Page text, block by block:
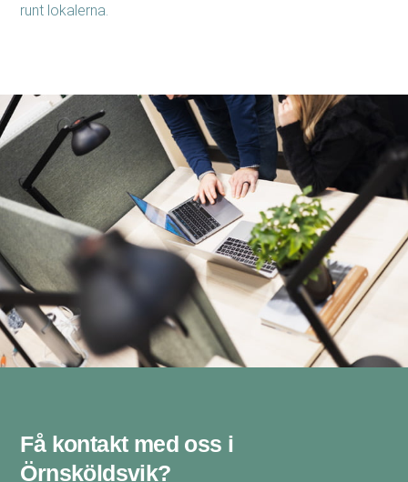
runt lokalerna.
Få kontakt med oss i
Örnsköldsvik? ​